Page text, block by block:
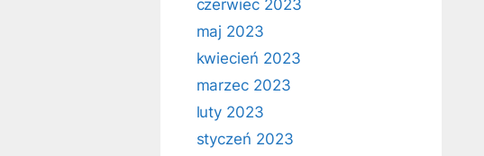
czerwiec 2023
maj 2023
kwiecień 2023
marzec 2023
luty 2023
styczeń 2023